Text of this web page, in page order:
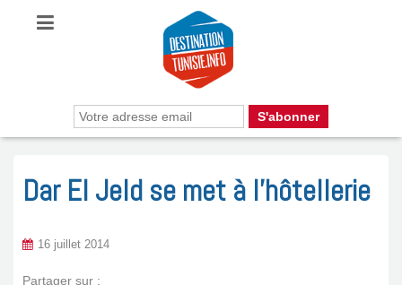
Dar El Jeld se met à l’hôtellerie
16 juillet 2014
Partager sur :